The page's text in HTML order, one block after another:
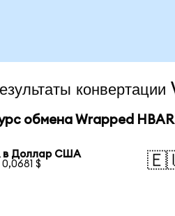
обмена Wrapped HBAR
в Доллар США
$